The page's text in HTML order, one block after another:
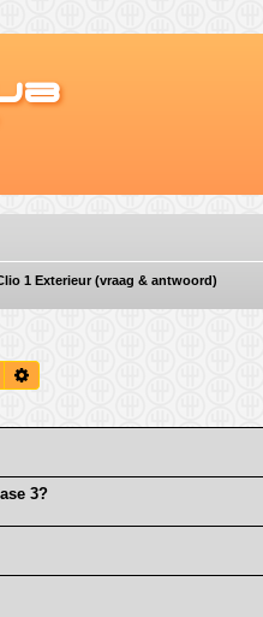
1 Exterieur (vraag & antwoord)
Zoek
3?